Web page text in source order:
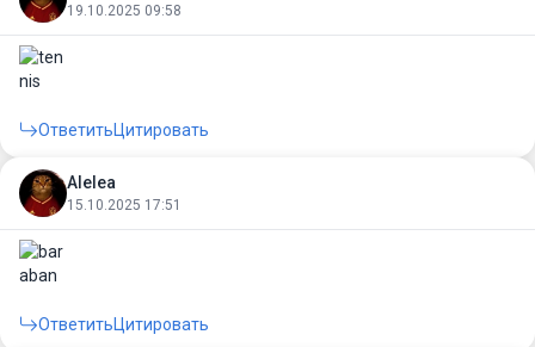
19.10.2025 09:58
ОтветитьЦитировать
Alelea
15.10.2025 17:51
ОтветитьЦитировать